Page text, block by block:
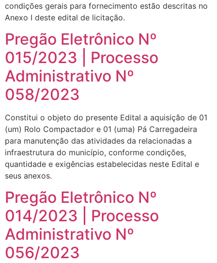
condições gerais para fornecimento estão descritas no
Anexo I deste edital de licitação.
Pregão Eletrônico Nº
015/2023 | Processo
Administrativo Nº
058/2023
Constitui o objeto do presente Edital a aquisição de 01
(um) Rolo Compactador e 01 (uma) Pá Carregadeira
para manutenção das atividades da relacionadas a
infraestrutura do município, conforme condições,
quantidade e exigências estabelecidas neste Edital e
seus anexos.
Pregão Eletrônico Nº
014/2023 | Processo
Administrativo Nº
056/2023